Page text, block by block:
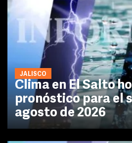
JALISCO
Clima en El Salto
pronóstico para el
agosto de 2026